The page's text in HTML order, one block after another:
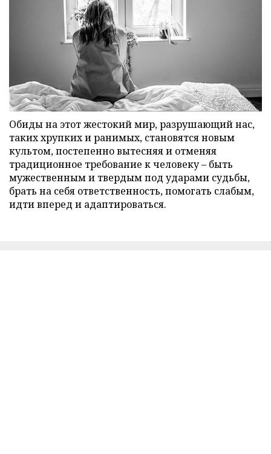
Обиды на этот жестокий мир, разрушающий нас,
таких хрупких и ранимых, становятся новым
культом, постепенно вытесняя и отменяя
традиционное требование к человеку – быть
мужественным и твердым под ударами судьбы,
брать на себя ответственность, помогать слабым,
идти вперед и адаптироваться.